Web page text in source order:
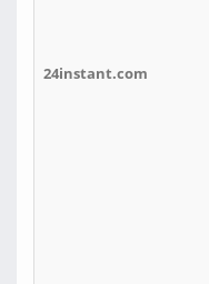
24instant.com